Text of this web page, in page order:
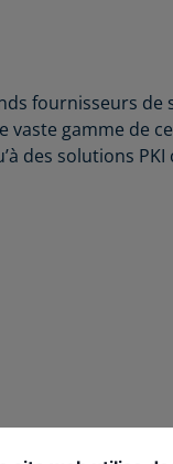
fournisseurs de
gamme de
des solutions